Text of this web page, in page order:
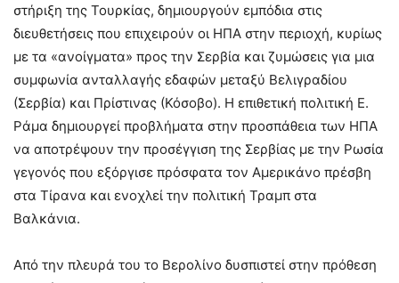
στήριξη της Τουρκίας, δημιουργούν εμπόδια στις
διευθετήσεις που επιχειρούν οι ΗΠΑ στην περιοχή, κυρίως
με τα «ανοίγματα» προς την Σερβία και ζυμώσεις για μια
συμφωνία ανταλλαγής εδαφών μεταξύ Βελιγραδίου
(Σερβία) και Πρίστινας (Κόσοβο). Η επιθετική πολιτική Ε.
Ράμα δημιουργεί προβλήματα στην προσπάθεια των ΗΠΑ
να αποτρέψουν την προσέγγιση της Σερβίας με την Ρωσία
γεγονός που εξόργισε πρόσφατα τον Αμερικάνο πρέσβη
στα Τίρανα και ενοχλεί την πολιτική Τραμπ στα
Βαλκάνια.
Από την πλευρά του το Βερολίνο δυσπιστεί στην πρόθεση